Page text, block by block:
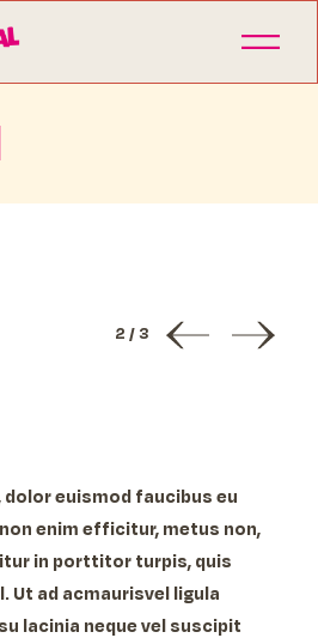
2 /3
euismod faucibus eu
enim efficitur, metus non,
in porttitor turpis, quis
Ut ad acmaurisvel ligula
lacinia neque vel suscipit